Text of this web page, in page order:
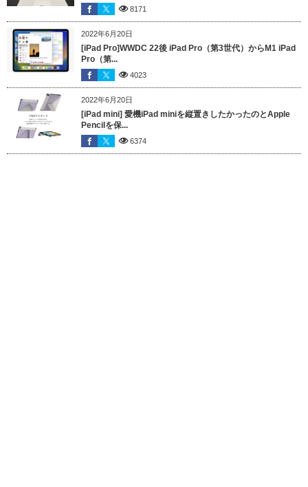
8171
2022年6月20日
[iPad Pro]WWDC 22後 iPad Pro（第3世代）からM1 iPad
Pro（第...
4023
2022年6月20日
[iPad mini] 愛機iPad miniを縦置きしたかったのとApple
Pencilを保...
6374